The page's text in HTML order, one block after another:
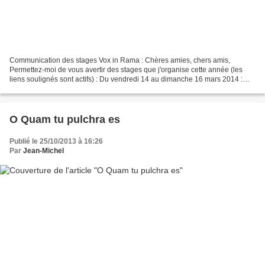
Communication des stages Vox in Rama : Chères amies, chers amis,
Permettez-moi de vous avertir des stages que j'organise cette année (les
liens soulignés sont actifs) : Du vendredi 14 au dimanche 16 mars 2014 :
O Quam tu pulchra es
Publié le 25/10/2013 à 16:26
Par Jean-Michel